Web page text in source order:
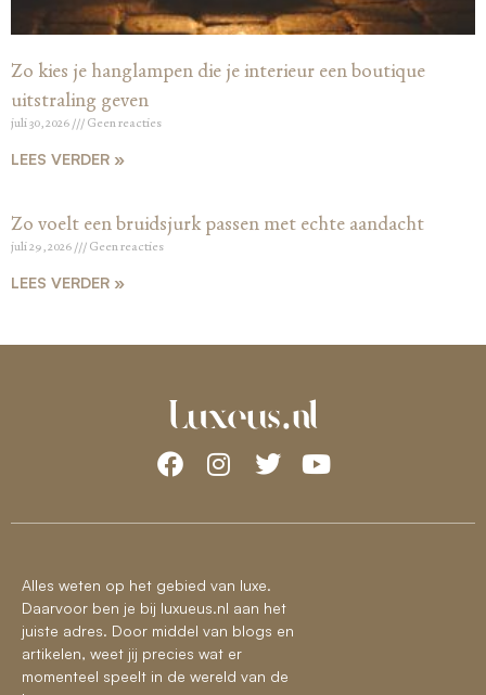
Zo kies je hanglampen die je interieur een boutique
uitstraling geven
juli 30, 2026 Geen reacties
LEES VERDER »
Zo voelt een bruidsjurk passen met echte aandacht
juli 29, 2026 Geen reacties
LEES VERDER »
Alles weten op het gebied van luxe.
Daarvoor ben je bij luxueus.nl aan het
juiste adres. Door middel van blogs en
artikelen, weet jij precies wat er
momenteel speelt in de wereld van de